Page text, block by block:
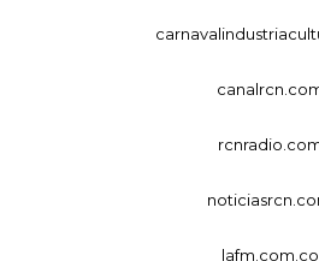
lafm.com.co